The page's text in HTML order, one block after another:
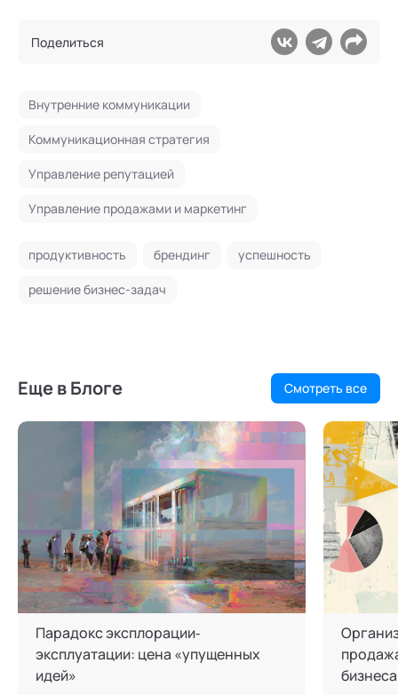
Поделиться
Внутренние коммуникации
Коммуникационная стратегия
Управление репутацией
Управление продажами и маркетинг
продуктивность брендинг успешность
решение бизнес-задач
Еще в Блоге Смотреть все
Парадокс эксплорации‐
эксплуатации: цена «упущенных
идей»
бизнеса